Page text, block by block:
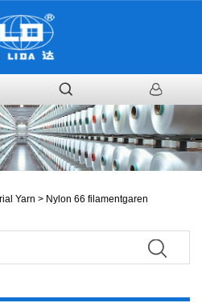
Yarn > Nylon 66 filamentgaren